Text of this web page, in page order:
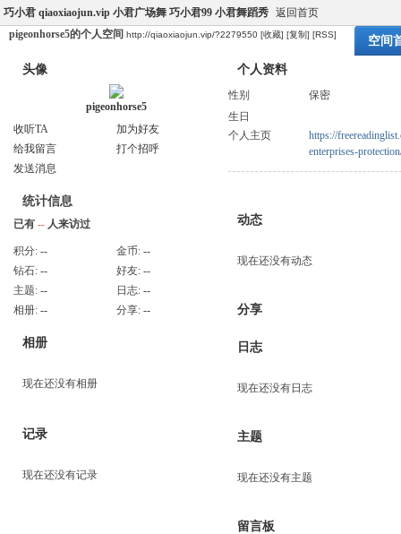
巧小君 qiaoxiaojun.vip 小君广场舞 巧小君99 小君舞蹈秀 返回首页
pigeonhorse5的个人空间 http://qiaoxiaojun.vip/?2279550 [收藏] [复制] [RSS] 空间
头像
pigeonhorse5
收听TA
加为好友
给我留言
打个招呼
发送消息
统计信息
已有 -- 人来访过
积分: -- 金币: --
钻石: -- 好友: --
主题: -- 日志: --
相册: -- 分享: --
相册
现在还没有相册
记录
现在还没有记录
个人资料
性别
保密
生日
个人主页
https://
enterprises-
动态
现在还没有动态
分享
日志
现在还没有日志
主题
现在还没有主题
留言板